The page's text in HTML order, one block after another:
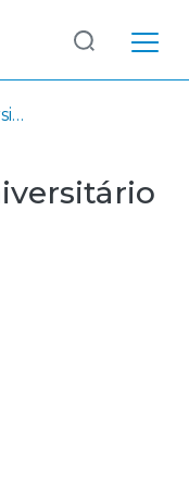
IUM - Instituto Universitário Militar